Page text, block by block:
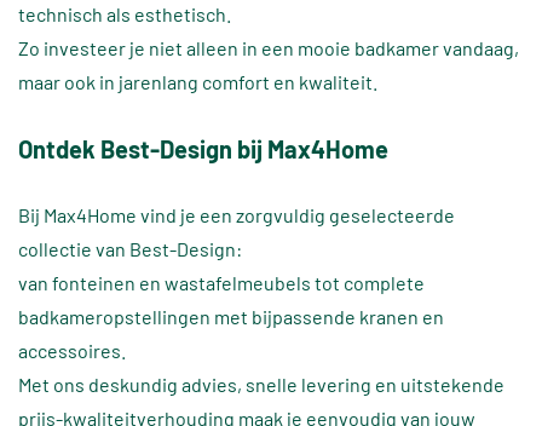
technisch als esthetisch.
Zo investeer je niet alleen in een mooie badkamer vandaag,
maar ook in jarenlang comfort en kwaliteit.
Ontdek Best-Design bij Max4Home
Bij Max4Home vind je een zorgvuldig geselecteerde
collectie van Best-Design:
van fonteinen en wastafelmeubels tot complete
badkameropstellingen met bijpassende kranen en
accessoires.
Met ons deskundig advies, snelle levering en uitstekende
prijs-kwaliteitverhouding maak je eenvoudig van jouw